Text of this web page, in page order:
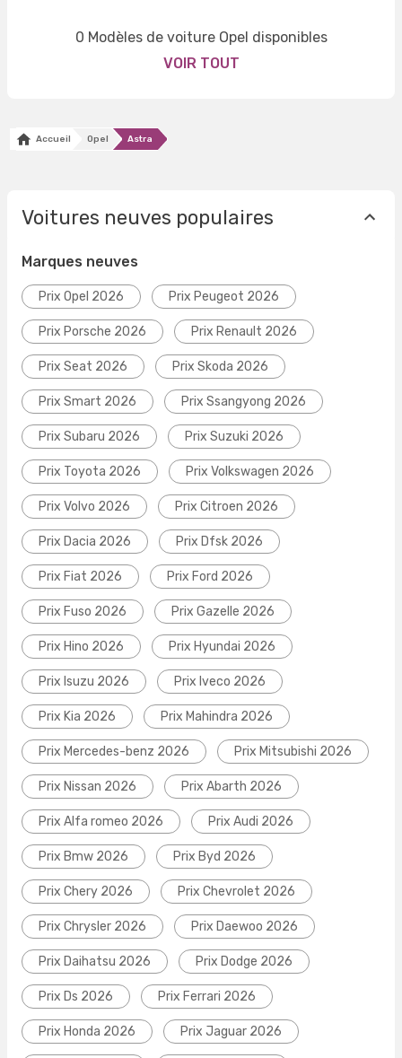
0 Modèles de voiture Opel disponibles
VOIR TOUT
Accueil Opel Astra
Voitures neuves populaires
Marques neuves
Prix Opel 2026 Prix Peugeot 2026
Prix Porsche 2026 Prix Renault 2026
Prix Seat 2026 Prix Skoda 2026
Prix Smart 2026 Prix Ssangyong 2026
Prix Subaru 2026 Prix Suzuki 2026
Prix Toyota 2026 Prix Volkswagen 2026
Prix Volvo 2026 Prix Citroen 2026
Prix Dacia 2026 Prix Dfsk 2026
Prix Fiat 2026 Prix Ford 2026
Prix Fuso 2026 Prix Gazelle 2026
Prix Hino 2026 Prix Hyundai 2026
Prix Isuzu 2026 Prix Iveco 2026
Prix Kia 2026 Prix Mahindra 2026
Prix Mercedes-benz 2026 Prix Mitsubishi 2026
Prix Nissan 2026 Prix Abarth 2026
Prix Alfa romeo 2026 Prix Audi 2026
Prix Bmw 2026 Prix Byd 2026
Prix Chery 2026 Prix Chevrolet 2026
Prix Chrysler 2026 Prix Daewoo 2026
Prix Daihatsu 2026 Prix Dodge 2026
Prix Ds 2026 Prix Ferrari 2026
Prix Honda 2026 Prix Jaguar 2026